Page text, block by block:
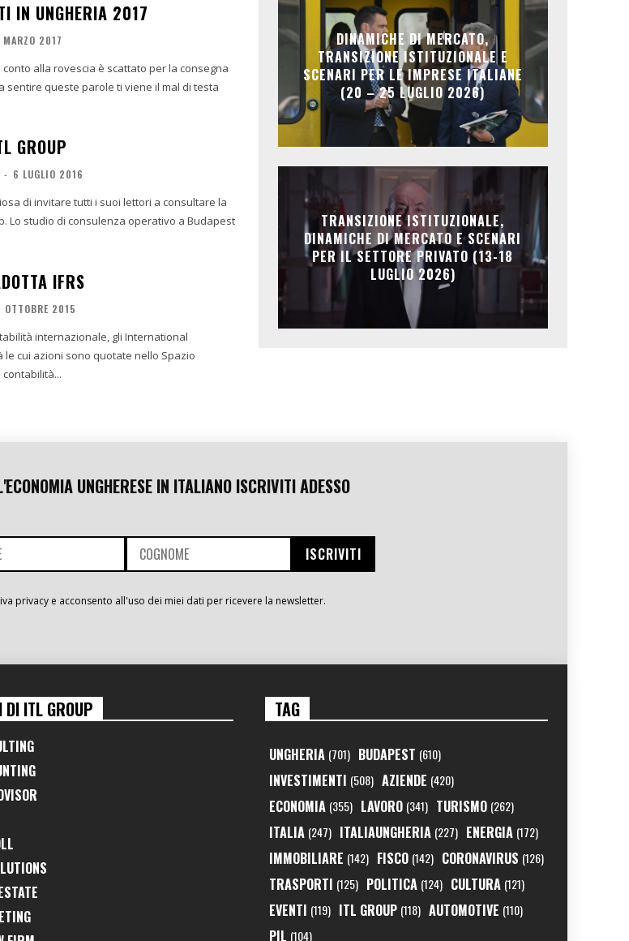
IN UNGHERIA 2017
MARZO 2017
alla rovescia è scattato per la consegna
sentire queste parole ti viene il mal di testa
GROUP
- 6 LUGLIO 2016
di invitare tutti i suoi lettori a consultare la
Lo studio di consulenza operativo a Budapest
IFRS
OTTOBRE 2015
internazionale, gli International
DINAMICHE DI MERCATO,
TRANSIZIONE ISTITUZIONALE E
SCENARI PER LE IMPRESE ITALIANE
(20 – 25 LUGLIO 2026)
TRANSIZIONE ISTITUZIONALE,
DINAMICHE DI MERCATO E SCENARI
PER IL SETTORE PRIVATO (13-18
LUGLIO 2026)
UNGHERESE IN ITALIANO ISCRIVITI ADESSO
privacy e acconsento all'uso dei miei dati per ricevere la newsletter.
DI ITL GROUP TAG
UNGHERIA (701) BUDAPEST (610)
INVESTIMENTI (508) AZIENDE (420)
ECONOMIA (355) LAVORO (341) TURISMO (262)
ITALIA (247) ITALIAUNGHERIA (227) ENERGIA (172)
IMMOBILIARE (142) FISCO (142) CORONAVIRUS (126)
TRASPORTI (125) POLITICA (124) CULTURA (121)
EVENTI (119) ITL GROUP (118) AUTOMOTIVE (110)
PIL (104)